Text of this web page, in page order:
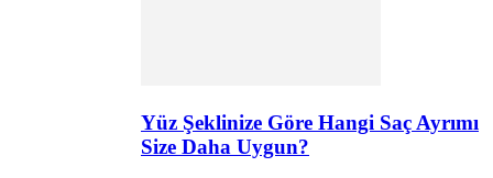
Yüz Şeklinize Göre Hangi Saç Ayrımı
Size Daha Uygun?